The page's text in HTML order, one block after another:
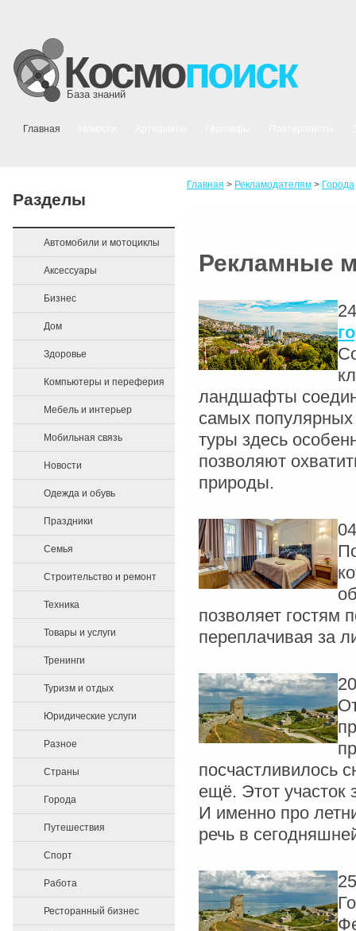
Космопоиск
База знаний
Главная
Разделы
Автомобили и мотоциклы
Аксессуары
Бизнес
Дом
Здоровье
Компьютеры и переферия
Мебель и интерьер
Мобильная связь
Новости
Одежда и обувь
Праздники
Семья
Строительство и ремонт
Техника
Товары и услуги
Тренинги
Туризм и отдых
Юридические услуги
Разное
Страны
Города
Путешествия
Спорт
Работа
Ресторанный бизнес
Главная > Рекламодателям > Города
Рекламные
ландшафты
самых популярных
туры здесь
позволяют
природы.
позволяет гостям
переплачивая за
посчастливилось
ещё. Этот участок
И именно про
речь в